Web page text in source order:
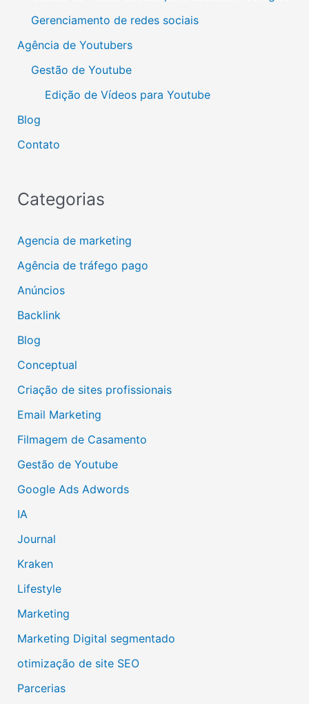
Gerenciamento de redes sociais
Agência de Youtubers
Gestão de Youtube
Edição de Vídeos para Youtube
Blog
Contato
Categorias
Agencia de marketing
Agência de tráfego pago
Anúncios
Backlink
Blog
Conceptual
Criação de sites profissionais
Email Marketing
Filmagem de Casamento
Gestão de Youtube
Google Ads Adwords
IA
Journal
Kraken
Lifestyle
Marketing
Marketing Digital segmentado
otimização de site SEO
Parcerias